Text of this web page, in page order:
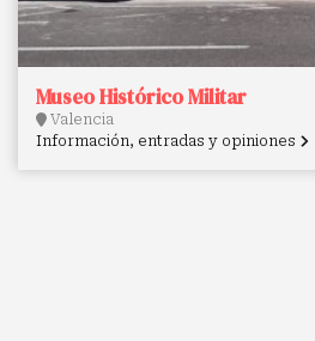
Museo Histórico Militar
Valencia
Información, entradas y opiniones